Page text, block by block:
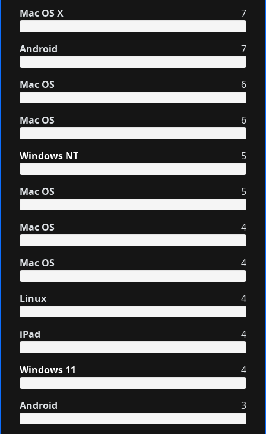
Mac OS X 7
Android 7
Mac OS 6
Mac OS 6
Windows NT 5
Mac OS 5
Mac OS 4
Mac OS 4
Linux 4
iPad 4
Windows 11 4
Android 3